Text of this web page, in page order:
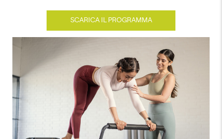
SCARICA IL PROGRAMMA